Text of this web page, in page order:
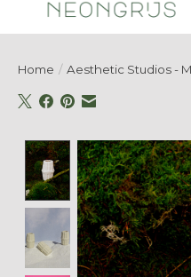
Home / Aesthetic Studios -
Product image